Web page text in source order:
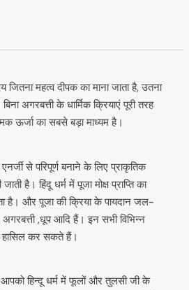
महत्व दीपक का माना जाता है, उतना
अगरबत्ती के धार्मिक क्रियाएं पूरी तरह
ऊर्जा का सबसे बड़ा माध्यम है।
से परिपूर्ण बनाने के लिए प्राकृतिक
है। हिंदू धर्म में पूजा मोक्ष प्राप्ति का
है। और पूजा की क्रिया के पायदान जल-
अगरबत्ती ,धूप आदि हैं। इन सभी विभिन्न
हासिल कर सकते हैं।
हिन्दू धर्म में फूलों और तुलसी जी के